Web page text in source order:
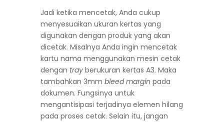
Jadi ketika mencetak, Anda cukup
menyesuaikan ukuran kertas yang
digunakan dengan produk yang akan
dicetak. Misalnya Anda ingin mencetak
kartu nama menggunakan mesin cetak
dengan trayberukuran kertas A3. Maka
tambahkan 3mm bleed margin pada
dokumen. Fungsinya untuk
mengantisipasi terjadinya elemen hilang
pada proses cetak. Selain itu, jangan